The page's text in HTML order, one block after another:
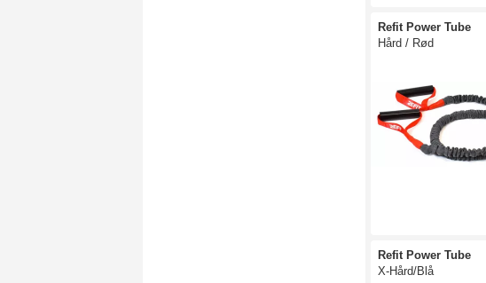
Refit Power Tube
Hård / Rød
Refit Power Tube
X-Hård/Blå